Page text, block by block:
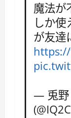
魔法が
しか
が友達
— 兎野